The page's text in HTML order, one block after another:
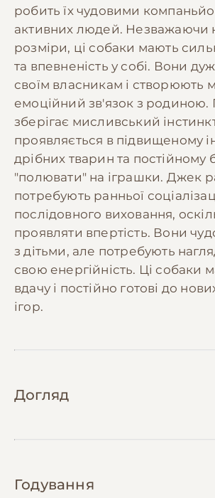
робить їх чудовими
активних людей. Незважаючи
розміри, ці собаки мають
та впевненість у собі. Вони
своїм власникам і створюють
емоційний зв'язок з родиною.
зберігає мисливський
проявляється в підвищеному
дрібних тварин та постійному
"полювати" на іграшки. Джек
потребують ранньої
послідовного виховання,
проявляти впертість. Вони
з дітьми, але потребують
свою енергійність. Ці собаки
вдачу і постійно готові до
ігор.
Догляд
регулярної уваги та значних
Годування